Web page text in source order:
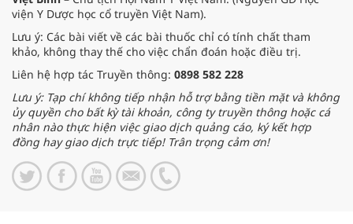
viện Y Dược học cổ truyền Việt Nam).
Lưu ý: Các bài viết về các bài thuốc chỉ có tính chất tham
khảo, không thay thế cho việc chẩn đoán hoặc điều trị.
Liên hệ hợp tác Truyền thông: 0898 582 228
Lưu ý: Tạp chí không tiếp nhận hỗ trợ bằng tiền mặt và không
ủy quyền cho bất kỳ tài khoản, công ty truyền thông hoặc cá
nhân nào thực hiện việc giao dịch quảng cáo, ký kết hợp
đồng hay giao dịch trực tiếp! Trân trọng cảm ơn!